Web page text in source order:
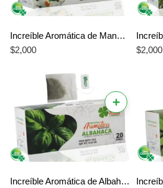
Increíble Aromática de Manzanilla Gold Flower – El Mejor Sabor Clásico y Natural
$2,000 $2,000
+
Increíble Aromática de Albahaca Gold Flower – El Mejor Sabor Herbal y Único